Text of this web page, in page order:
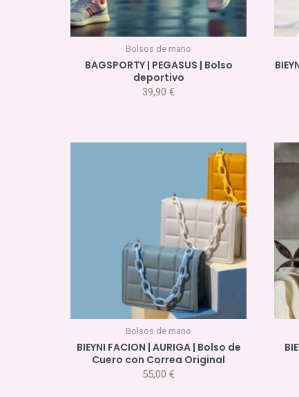
Bolsos de mano
BAGSPORTY | PEGASUS | Bolso
deportivo
39,90 €
Bolsos de mano
BIEYNI FACION | AURIGA | Bolso de
Cuero con Correa Original
55,00 €